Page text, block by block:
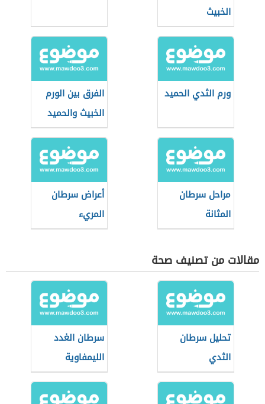
الخبيث
ورم الثدي الحميد
الفرق بين الورم
الخبيث والحميد
مراحل سرطان
المثانة
أعراض سرطان
المريء
مقالات من تصنيف صحة
تحليل سرطان
الثدي
سرطان الغدد
الليمفاوية